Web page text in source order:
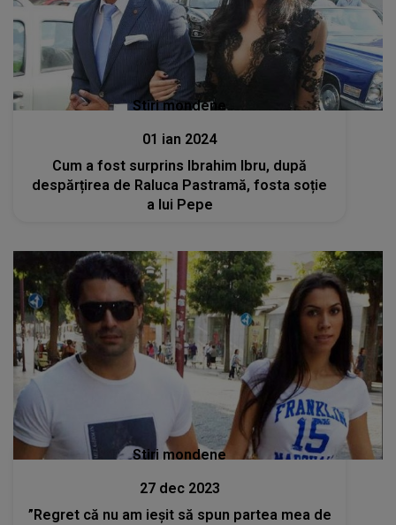
Stiri mondene
01 ian 2024
Cum a fost surprins Ibrahim Ibru, după
despărțirea de Raluca Pastramă, fosta soție
a lui Pepe
Stiri mondene
27 dec 2023
”Regret că nu am ieșit să spun partea mea de